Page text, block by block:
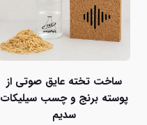
ساخت تخته عایق صوتی از
پوسته برنج و چسب سیلیکات
سدیم